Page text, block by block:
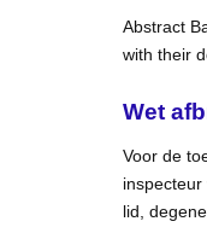
Abstract
with their
Wet
Voor de
lid,